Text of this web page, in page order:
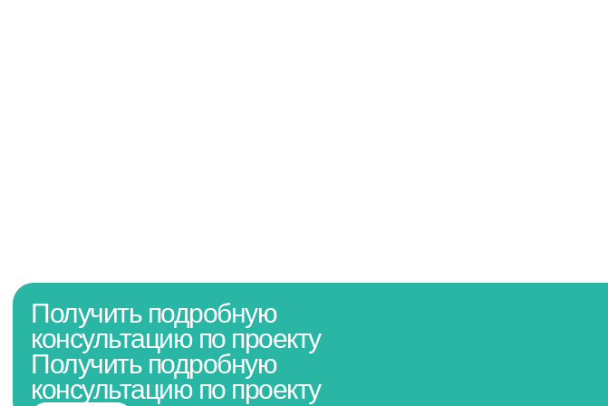
Получить подробную
консультацию по проекту
Получить подробную
консультацию по проекту